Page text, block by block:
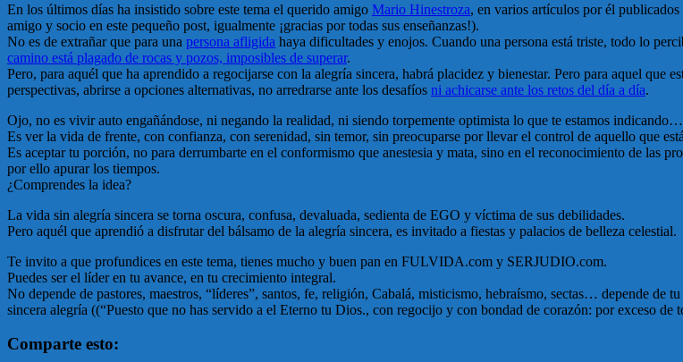
En los últimos días ha insistido sobre este tema el querido amigo Mario Hinestroza, en varios artículos por él
amigo y socio en este pequeño post, igualmente ¡gracias por todas sus enseñanzas!).
No es de extrañar que para una persona afligida haya dificultades y enojos. Cuando una persona está triste, todo lo
camino está plagado de rocas y pozos, imposibles de superar.
Pero, para aquél que ha aprendido a regocijarse con la alegría sincera, habrá placidez y bienestar. Pero para aquel que
perspectivas, abrirse a opciones alternativas, no arredrarse ante los desafíos ni achicarse ante los retos del día a día.
Ojo, no es vivir auto engañándose, ni negando la realidad, ni siendo torpemente optimista lo que te estamos
Es ver la vida de frente, con confianza, con serenidad, sin temor, sin preocuparse por llevar el control de aquello que
Es aceptar tu porción, no para derrumbarte en el conformismo que anestesia y mata, sino en el reconocimiento de las
por ello apurar los tiempos.
¿Comprendes la idea?
La vida sin alegría sincera se torna oscura, confusa, devaluada, sedienta de EGO y víctima de sus debilidades.
Pero aquél que aprendió a disfrutar del bálsamo de la alegría sincera, es invitado a fiestas y palacios de belleza celestial.
Te invito a que profundices en este tema, tienes mucho y buen pan en FULVIDA.com y SERJUDIO.com.
Puedes ser el líder en tu avance, en tu crecimiento integral.
No depende de pastores, maestros, “líderes”, santos, fe, religión, Cabalá, misticismo, hebraísmo, sectas… depende
sincera alegría ((“Puesto que no has servido a el Eterno tu Dios., con regocijo y con bondad de corazón: por exceso de
Comparte esto: